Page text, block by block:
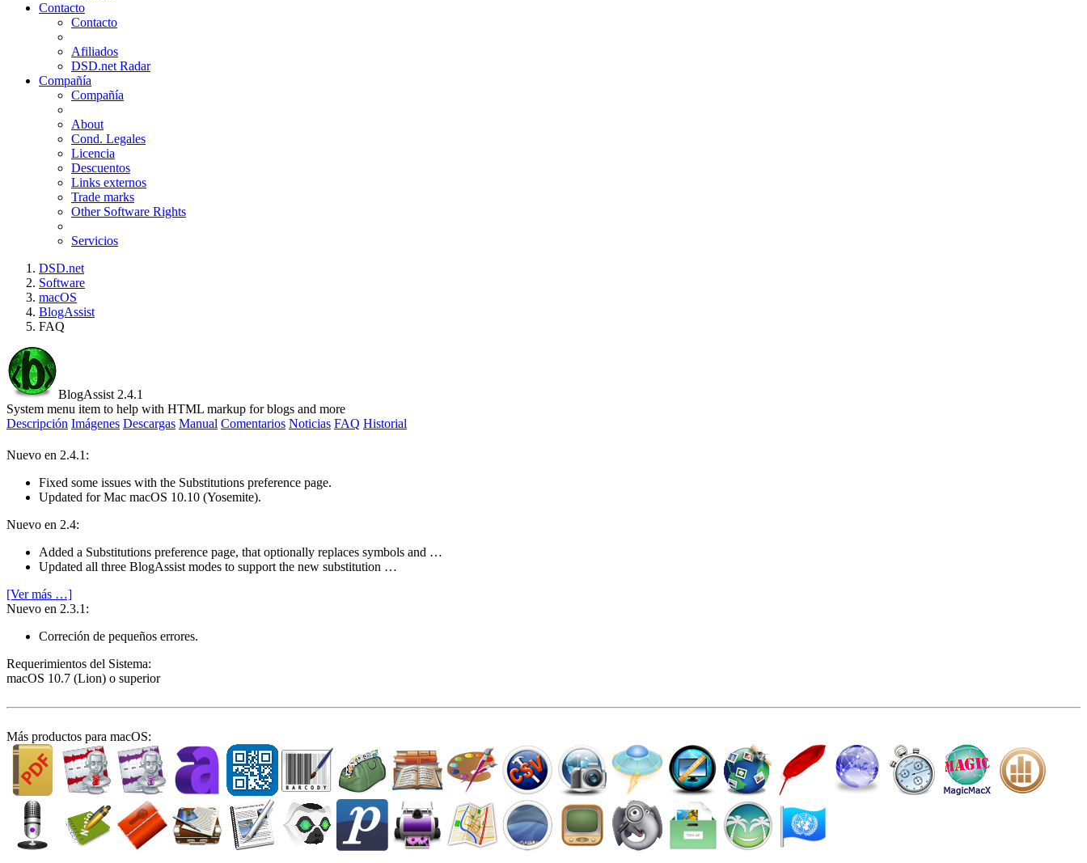
Contacto
Contacto
Afiliados
DSD.net Radar
Compañía
Compañía
About
Cond. Legales
Licencia
Descuentos
Links externos
Trade marks
Other Software Rights
Servicios
DSD.net
Software
macOS
BlogAssist
FAQ
BlogAssist 2.4.1
System menu item to help with HTML markup for blogs and more
Descripción Imágenes Descargas Manual Comentarios Noticias FAQ Historial
Nuevo en 2.4.1:
Fixed some issues with the Substitutions preference page.
Updated for Mac macOS 10.10 (Yosemite).
Nuevo en 2.4:
Added a Substitutions preference page, that optionally replaces symbols and …
Updated all three BlogAssist modes to support the new substitution …
[Ver más …]
Nuevo en 2.3.1:
Correción de pequeños errores.
Requeri­mientos del Sistema:
macOS 10.7 (Lion) o superior
Más productos para macOS: